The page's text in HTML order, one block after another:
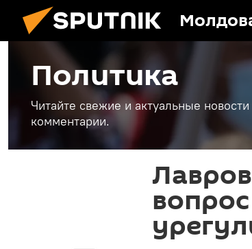
Политика
Читайте свежие и актуальные
комментарии.